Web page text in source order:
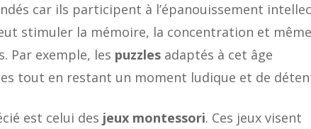
car ils participent à l’épanouissement
stimuler la mémoire, la concentration et même
Par exemple, les puzzles adaptés à cet âge
tout en restant un moment ludique et de
est celui des jeux montessori. Ces jeux visent